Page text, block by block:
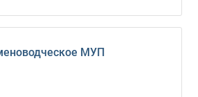
МУП